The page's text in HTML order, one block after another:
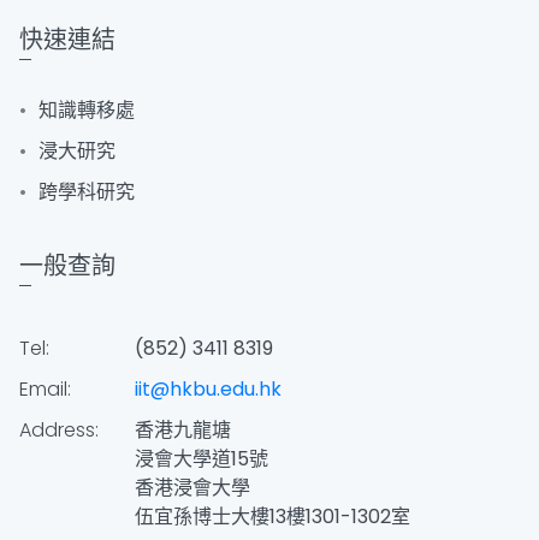
快速連結
知識轉移處
浸大研究
跨學科研究
一般查詢
Tel:
(852) 3411 8319
Email:
iit@hkbu.edu.hk
Address:
香港九龍塘
浸會大學道15號
香港浸會大學
伍宜孫博士大樓13樓1301-1302室